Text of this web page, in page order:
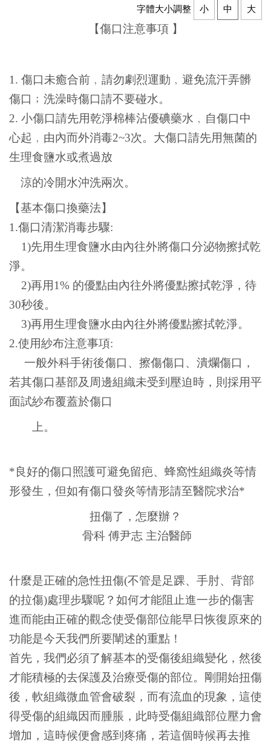
字體大小調整 小 中 大
【傷口注意事項 】
1. 傷口未癒合前﹐請勿劇烈運動﹐避免流汗弄髒
傷口﹔洗澡時傷口請不要碰水。
2. 小傷口請先用乾淨棉棒沾優碘藥水﹐自傷口中
心起﹐由內而外消毒2~3次。大傷口請先用無菌的
生理食鹽水或煮過放
涼的冷開水沖洗兩次。
【基本傷口換藥法】
1.傷口清潔消毒步驟:
1)先用生理食鹽水由內往外將傷口分泌物擦拭乾
淨。
2)再用1% 的優點由內往外將優點擦拭乾淨，待
30秒後。
3)再用生理食鹽水由內往外將優點擦拭乾淨。
2.使用紗布注意事項:
一般外科手術後傷口、擦傷傷口、潰爛傷口，
若其傷口基部及周邊組織未受到壓迫時，則採用平
面試紗布覆蓋於傷口
上。
*良好的傷口照護可避免留疤、蜂窩性組織炎等情
形發生，但如有傷口發炎等情形請至醫院求治*
扭傷了，怎麼辦？
骨科 傅尹志 主治醫師
什麼是正確的急性扭傷(不管是足踝、手肘、背部
的拉傷)處理步驟呢？如何才能阻止進一步的傷害
進而能由正確的觀念使受傷部位能早日恢復原來的
功能是今天我們所要闡述的重點！
首先，我們必須了解基本的受傷後組織變化，然後
才能積極的去保護及治療受傷的部位。剛開始扭傷
後，軟組織微血管會破裂，而有流血的現象，這使
得受傷的組織因而腫脹，此時受傷組織部位壓力會
增加，這時候便會感到疼痛，若這個時候再去推